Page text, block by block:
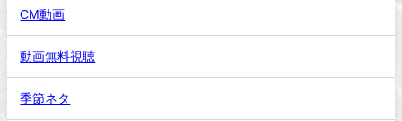
CM動画
動画無料視聴
季節ネタ